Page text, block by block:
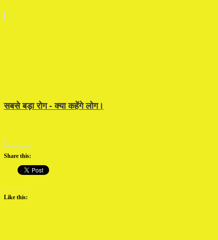
सबसे बड़ा रोग - क्या कहेंगे लोग।
Share this:
Like this: